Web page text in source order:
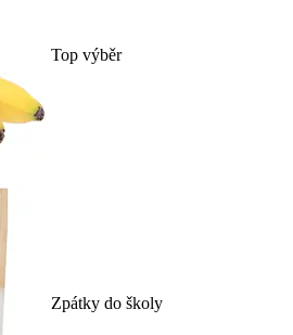
Top výběr
Zpátky do školy